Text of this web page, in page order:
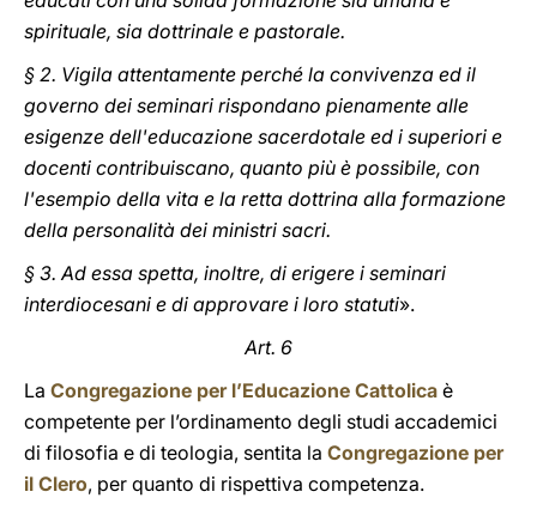
spirituale, sia dottrinale e pastorale.
§ 2. Vigila attentamente perché la convivenza ed il
governo dei seminari rispondano pienamente alle
esigenze dell'educazione sacerdotale ed i superiori e
docenti contribuiscano, quanto più è possibile, con
l'esempio della vita e la retta dottrina alla formazione
della personalità dei ministri sacri.
§ 3. Ad essa spetta, inoltre, di erigere i seminari
interdiocesani e di approvare i loro statuti».
Art. 6
La Congregazione per l’Educazione Cattolica è
competente per l’ordinamento degli studi accademici
di filosofia e di teologia, sentita la Congregazione per
il Clero, per quanto di rispettiva competenza.